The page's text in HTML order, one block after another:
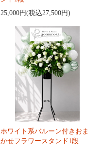
25,000円(税込27,500円)
ホワイト系バルーン付きおま
かせフラワースタンド1段